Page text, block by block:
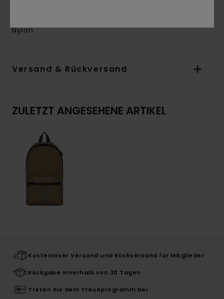
Nylon
Versand & Rückversand
ZULETZT ANGESEHENE ARTIKEL
Kostenloser Versand und Rückversand für Mitglieder
Rückgabe innerhalb von 30 Tagen
Treten Sie dem Treueprogramm bei